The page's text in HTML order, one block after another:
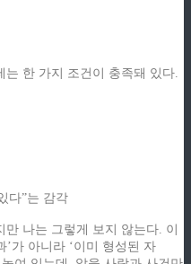
는 한 가지 조건이 충족돼 있다.
다”는 감각
나는 그렇게 보지 않는다. 이
’가 아니라 ‘이미 형성된 자